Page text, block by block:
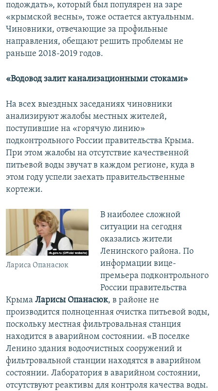
подождать», который был популярен на заре
«крымской весны», тоже остается актуальным.
Чиновники, отвечающие за профильные
направления, обещают решить проблемы не
раньше 2018-2019 годов.
«Водовод залит канализационными стоками»
На всех выездных заседаниях чиновники
анализируют жалобы местных жителей,
поступившие на «горячую линию»
подконтрольного России правительства Крыма.
При этом жалобы на отсутствие качественной
питьевой воды звучат в каждом регионе, куда в
этом году успели заехать правительственные
кортежи.
Лариса Опанасюк
​В наиболее сложной
ситуации на сегодня
оказались жители
Ленинского района. По
информации вице-
премьера подконтрольного
России правительства
Крыма Ларисы Опанасюк, в районе не
производится полноценная очистка питьевой воды,
поскольку местная фильтровальная станция
находится в аварийном состоянии. «В поселке
Ленино здания водоочистных сооружений и
фильтровальной станции находятся в аварийном
состоянии. Лаборатория в аварийном состоянии,
отсутствуют реактивы для контроля качества воды.